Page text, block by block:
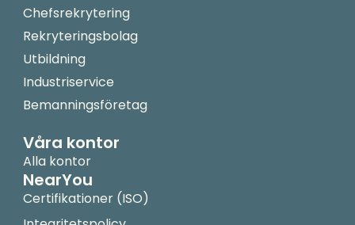
Chefsrekrytering
Rekryteringsbolag
Utbildning
Industriservice
Bemanningsföretag
Våra kontor
Alla kontor
NearYou
Certifikationer (ISO)